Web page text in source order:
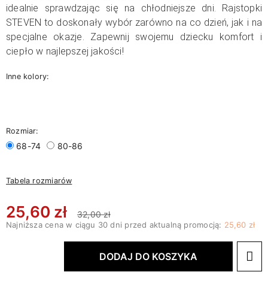
idealnie sprawdzając się na chłodniejsze dni. Rajstopki
STEVEN to doskonały wybór zarówno na co dzień, jak i na
specjalne okazje. Zapewnij swojemu dziecku komfort i
ciepło w najlepszej jakości!
Inne kolory:
Rozmiar:
68-74 80-86
Tabela rozmiarów
25,60 zł 32,00 zł
Najniższa cena w ciągu 30 dni przed aktualną promocją: 25,60 zł
DODAJ DO KOSZYKA